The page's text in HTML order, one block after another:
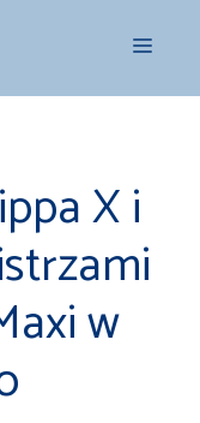
Menu
X i
w